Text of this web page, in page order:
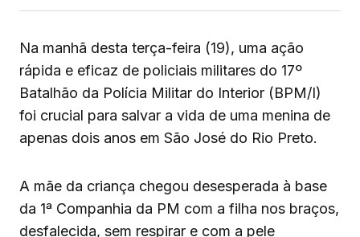
Na manhã desta terça-feira (19), uma ação
rápida e eficaz de policiais militares do 17º
Batalhão da Polícia Militar do Interior (BPM/I)
foi crucial para salvar a vida de uma menina de
apenas dois anos em São José do Rio Preto.
A mãe da criança chegou desesperada à base
da 1ª Companhia da PM com a filha nos braços,
desfalecida, sem respirar e com a pele